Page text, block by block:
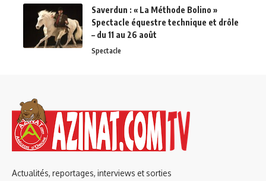
Saverdun : « La Méthode Bolino »
Spectacle équestre technique et drôle
– du 11 au 26 août
Spectacle
Actualités, reportages, interviews et sorties